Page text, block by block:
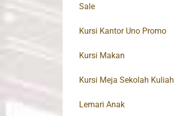
Sale
Kursi Kantor Uno Promo
Kursi Makan
Kursi Meja Sekolah Kuliah
Lemari Anak